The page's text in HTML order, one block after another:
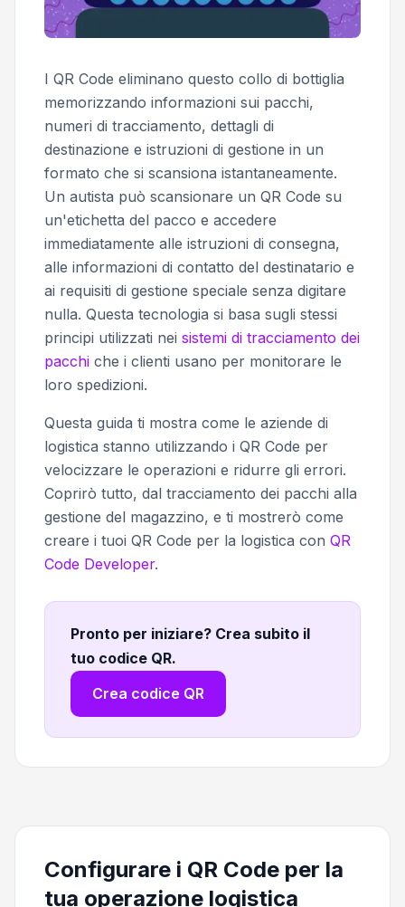
I QR Code eliminano questo collo di bottiglia
memorizzando informazioni sui pacchi,
numeri di tracciamento, dettagli di
destinazione e istruzioni di gestione in un
formato che si scansiona istantaneamente.
Un autista può scansionare un QR Code su
un'etichetta del pacco e accedere
immediatamente alle istruzioni di consegna,
alle informazioni di contatto del destinatario e
ai requisiti di gestione speciale senza digitare
nulla. Questa tecnologia si basa sugli stessi
principi utilizzati nei sistemi di tracciamento dei
pacchi che i clienti usano per monitorare le
loro spedizioni.
Questa guida ti mostra come le aziende di
logistica stanno utilizzando i QR Code per
velocizzare le operazioni e ridurre gli errori.
Coprirò tutto, dal tracciamento dei pacchi alla
gestione del magazzino, e ti mostrerò come
creare i tuoi QR Code per la logistica con QR
Code Developer.
Pronto per iniziare? Crea subito il
tuo codice QR.
Crea codice QR
Configurare i QR Code per la
tua operazione logistica